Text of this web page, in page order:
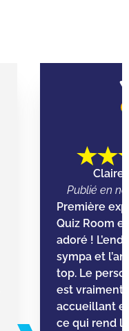
Claire
Publié en
Première
Quiz Room
adoré !
sympa et
top. Le
est vraiment
accueillant
ce qui rend